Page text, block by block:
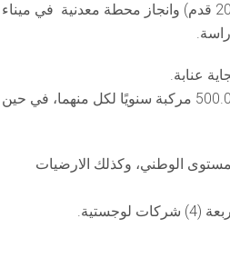
أما المشروعات الأخرى فتتعلق ببناء ميناء جين-جن بطاقة استيعاب 2 مليون حاوية (تعادل 20 قدم) وانجاز محطة معدنية في ميناء
عنابة.
وقد تم الانتهاء من المحطات البحرية في الجزائر العاصمة وبجاية بسعة مليون مسافر و 500.000 مركبة سنويًا لكل منهما، في حين
الوطني، وكذلك الارضيات